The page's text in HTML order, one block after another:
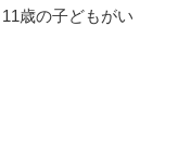
歳の子どもがい